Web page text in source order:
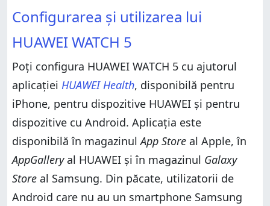
Configurarea și utilizarea lui
HUAWEI WATCH 5
Poți configura HUAWEI WATCH 5 cu ajutorul
aplicației HUAWEI Health, disponibilă pentru
iPhone, pentru dispozitive HUAWEI și pentru
dispozitive cu Android. Aplicația este
disponibilă în magazinulApp Store al Apple, în
AppGalleryal HUAWEI și în magazinul Galaxy
Store al Samsung. Din păcate, utilizatorii de
Android care nu au un smartphone Samsung